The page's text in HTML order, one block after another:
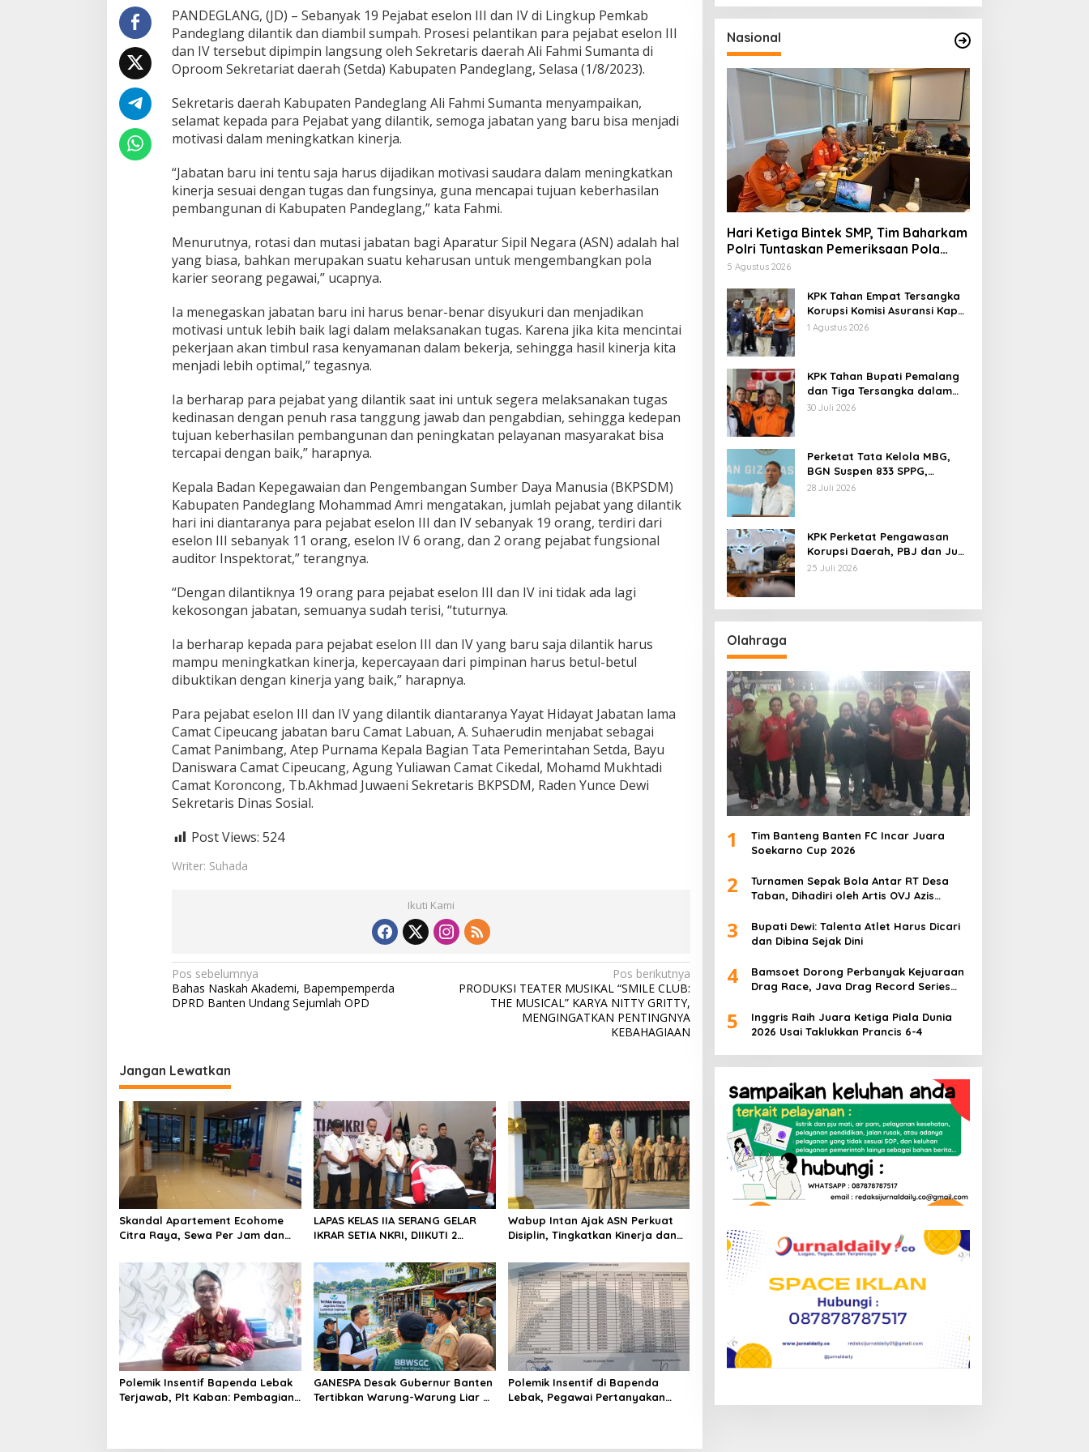
P
a
n
d
e
l
a
n
g
i
m
u
t
s
i
PANDEGLANG, (JD) – Sebanyak 19 Pejabat eselon III dan IV di Lingkup Pemkab
Pandeglang dilantik dan diambil sumpah. Prosesi pelantikan para pejabat eselon III
dan IV tersebut dipimpin langsung oleh Sekretaris daerah Ali Fahmi Sumanta di
Oproom Sekretariat daerah (Setda) Kabupaten Pandeglang, Selasa (1/8/2023).
Sekretaris daerah Kabupaten Pandeglang Ali Fahmi Sumanta menyampaikan,
selamat kepada para Pejabat yang dilantik, semoga jabatan yang baru bisa menjadi
motivasi dalam meningkatkan kinerja.
“Jabatan baru ini tentu saja harus dijadikan motivasi saudara dalam meningkatkan
kinerja sesuai dengan tugas dan fungsinya, guna mencapai tujuan keberhasilan
pembangunan di Kabupaten Pandeglang,” kata Fahmi.
Menurutnya, rotasi dan mutasi jabatan bagi Aparatur Sipil Negara (ASN) adalah hal
yang biasa, bahkan merupakan suatu keharusan untuk mengembangkan pola
karier seorang pegawai,” ucapnya.
Ia menegaskan jabatan baru ini harus benar-benar disyukuri dan menjadikan
motivasi untuk lebih baik lagi dalam melaksanakan tugas. Karena jika kita mencintai
pekerjaan akan timbul rasa kenyamanan dalam bekerja, sehingga hasil kinerja kita
menjadi lebih optimal,” tegasnya.
Ia berharap para pejabat yang dilantik saat ini untuk segera melaksanakan tugas
kedinasan dengan penuh rasa tanggung jawab dan pengabdian, sehingga kedepan
tujuan keberhasilan pembangunan dan peningkatan pelayanan masyarakat bisa
tercapai dengan baik,” harapnya.
Kepala Badan Kepegawaian dan Pengembangan Sumber Daya Manusia (BKPSDM)
Kabupaten Pandeglang Mohammad Amri mengatakan, jumlah pejabat yang dilantik
hari ini diantaranya para pejabat eselon III dan IV sebanyak 19 orang, terdiri dari
eselon III sebanyak 11 orang, eselon IV 6 orang, dan 2 orang pejabat fungsional
auditor Inspektorat,” terangnya.
“Dengan dilantiknya 19 orang para pejabat eselon III dan IV ini tidak ada lagi
kekosongan jabatan, semuanya sudah terisi, “tuturnya.
Ia berharap kepada para pejabat eselon III dan IV yang baru saja dilantik harus
mampu meningkatkan kinerja, kepercayaan dari pimpinan harus betul-betul
dibuktikan dengan kinerja yang baik,” harapnya.
Para pejabat eselon III dan IV yang dilantik diantaranya Yayat Hidayat Jabatan lama
Camat Cipeucang jabatan baru Camat Labuan, A. Suhaerudin menjabat sebagai
Camat Panimbang, Atep Purnama Kepala Bagian Tata Pemerintahan Setda, Bayu
Daniswara Camat Cipeucang, Agung Yuliawan Camat Cikedal, Mohamd Mukhtadi
Camat Koroncong, Tb.Akhmad Juwaeni Sekretaris BKPSDM, Raden Yunce Dewi
Sekretaris Dinas Sosial.
Post Views: 524
Writer: Suhada
Ikuti Kami
N
a
g
a
s
i
p
o
s
Pos sebelumnya
Bahas Naskah Akademi, Bapempemperda
DPRD Banten Undang Sejumlah OPD
Pos berikutnya
PRODUKSI TEATER MUSIKAL “SMILE CLUB:
THE MUSICAL” KARYA NITTY GRITTY,
MENGINGATKAN PENTINGNYA
KEBAHAGIAAN
Jangan Lewatkan
Skandal Apartement Ecohome
Citra Raya, Sewa Per Jam dan
LAPAS KELAS IIA SERANG GELAR
IKRAR SETIA NKRI, DIIKUTI 2
Wabup Intan Ajak ASN Perkuat
Disiplin, Tingkatkan Kinerja dan
Polemik Insentif Bapenda Lebak
Terjawab, Plt Kaban: Pembagian
GANESPA Desak Gubernur Banten
Tertibkan Warung-Warung Liar di
Polemik Insentif di Bapenda
Lebak, Pegawai Pertanyakan
Nasional
Hari Ketiga Bintek SMP, Tim Baharkam
Polri Tuntaskan Pemeriksaan Pola
Pengamanan Pertamina Patra Niaga
5 Agustus 2026
KPK Tahan Empat Tersangka
Korupsi Komisi Asuransi Kapal
PT Pelni
1 Agustus 2026
KPK Tahan Bupati Pemalang
dan Tiga Tersangka dalam
Kasus Dugaan Pemerasan
30 Juli 2026
Perketat Tata Kelola MBG,
BGN Suspen 833 SPPG,
Ratusan Di Antaranya
28 Juli 2026
KPK Perketat Pengawasan
Korupsi Daerah, PBJ dan Jual
Beli Jabatan Jadi Target
25 Juli 2026
Olahraga
1
Tim Banteng Banten FC Incar Juara
Soekarno Cup 2026
2
Turnamen Sepak Bola Antar RT Desa
Taban, Dihadiri oleh Artis OVJ Azis
3
Bupati Dewi: Talenta Atlet Harus Dicari
dan Dibina Sejak Dini
4
Bamsoet Dorong Perbanyak Kejuaraan
Drag Race, Java Drag Record Series
Muda
5
Inggris Raih Juara Ketiga Piala Dunia
2026 Usai Taklukkan Prancis 6-4